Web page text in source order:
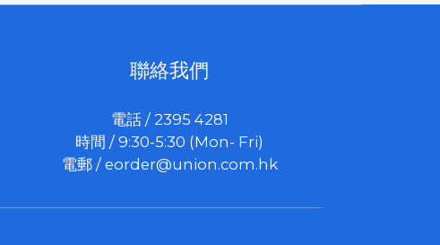
聯絡我們
電話 / 2395 4281
時間 / 9:30-5:30 (Mon- Fri)
電郵 / eorder@union.com.hk